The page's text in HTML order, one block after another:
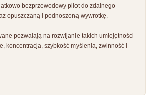
bezprzewodowy pilot do zdalnego
opuszczaną i podnoszoną wywrotkę.
pozwalają na rozwijanie takich umiejętności
koncentracja, szybkość myślenia, zwinność i